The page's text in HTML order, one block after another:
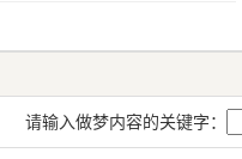
请输入做梦内容的关键字：